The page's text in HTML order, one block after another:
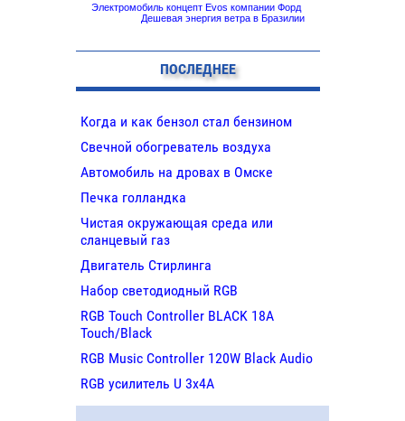
Электромобиль концепт Evos компании Форд
Дешевая энергия ветра в Бразилии
ПОСЛЕДНЕЕ
Когда и как бензол стал бензином
Свечной обогреватель воздуха
Автомобиль на дровах в Омске
Печка голландка
Чистая окружающая среда или
сланцевый газ
Двигатель Стирлинга
Набор светодиодный RGB
RGB Touch Controller BLACK 18A
Touch/Black
RGB Music Controller 120W Black Audio
RGB усилитель U 3х4A